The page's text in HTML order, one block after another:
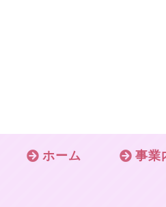
ホーム 事業